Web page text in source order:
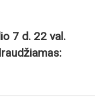
7 d. 22 val.